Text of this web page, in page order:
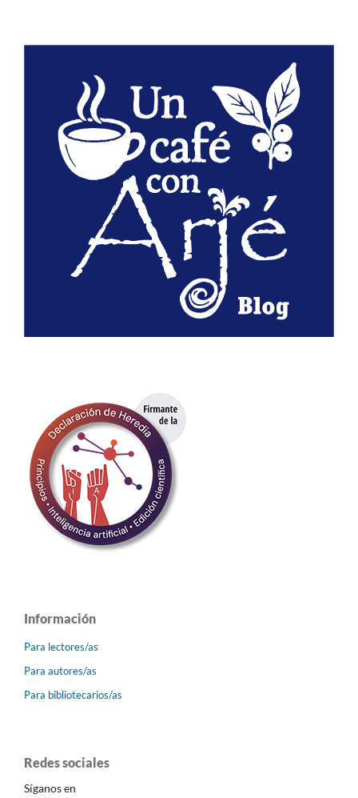
Información
Para lectores/as
Para autores/as
Para bibliotecarios/as
Redes sociales
Síganos en